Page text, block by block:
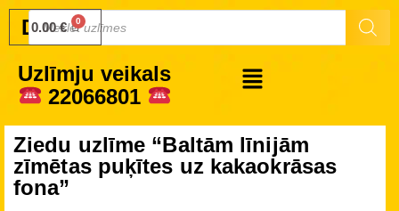
Druku.lv
0.00€
Uzlīmju veikals
22066801
Ziedu uzlīme “Baltām līnijām
zīmētas puķītes uz kakaokrāsas
fona”